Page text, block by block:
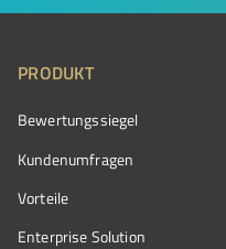
PRODUKT
Bewertungssiegel
Kundenumfragen
Vorteile
Enterprise Solution